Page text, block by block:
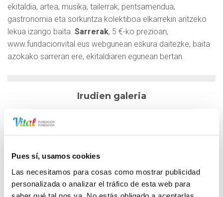
Pues sí, usamos cookies
Las necesitamos para cosas como mostrar publicidad
personalizada o analizar el tráfico de esta web para
ekitaldia, artea, musika, tailerrak, pentsamendua,
gastronomia eta sorkuntza kolektiboa elkarrekin aritzeko
lekua izango baita. Sarrerak, 5 €-ko prezioan,
www.fundacionvital.eus webgunean eskura daitezke, baita
azokako sarreran ere, ekitaldiaren egunean bertan.
Irudien galeria
PO - DESERTIA FEST 131.61 KB